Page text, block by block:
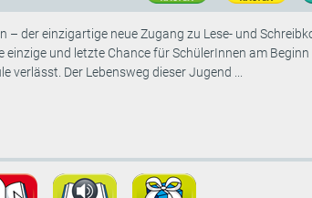
– der einzigartige neue Zugang zu Lese- und
und letzte Chance für SchülerInnen am
verlässt. Der Lebensweg dieser Jugend ...